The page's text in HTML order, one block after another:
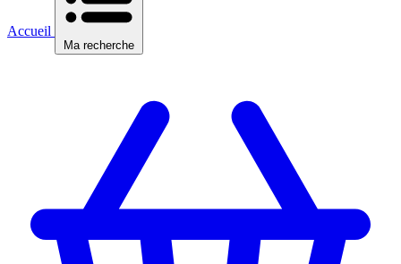
Accueil
Ma recherche